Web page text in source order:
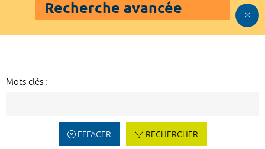
Recherche avancée
Mots-clés :
EFFACER RECHERCHER